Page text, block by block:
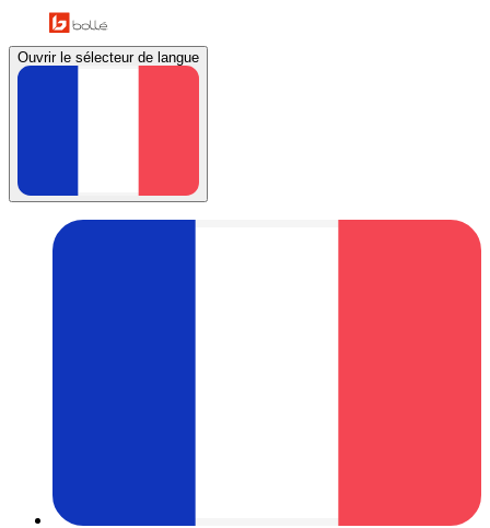
Ouvrir le sélecteur de langue